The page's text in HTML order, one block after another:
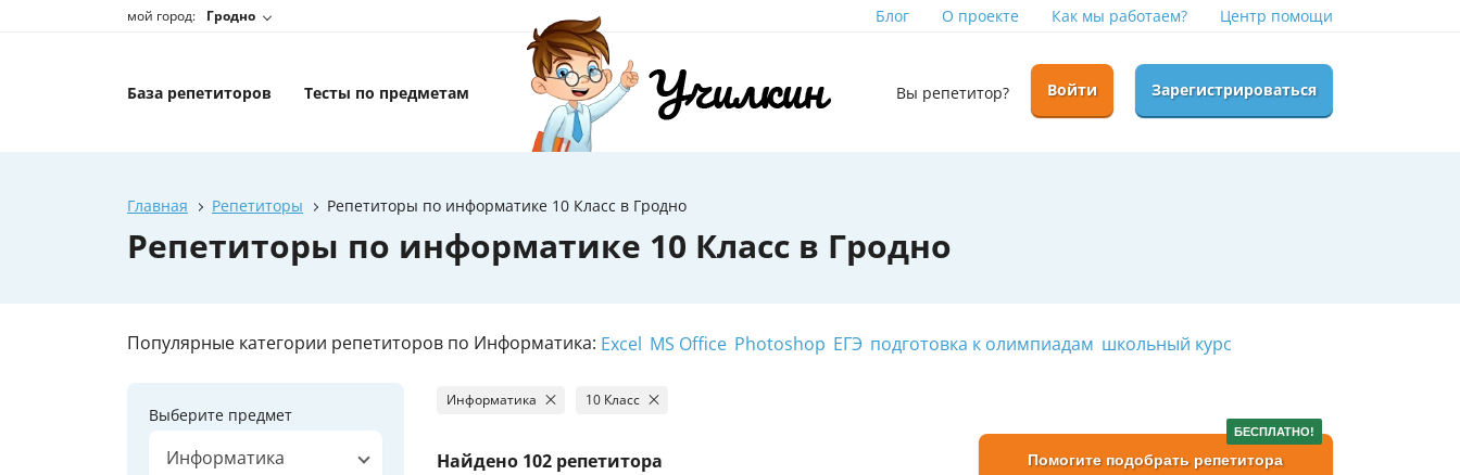
мой город: Гродно Блог О проекте Как мы работаем? Центр помощи
База репетиторов Тесты по предметам Вы репетитор? Войти Зарегистрироваться
Главная Репетиторы Репетиторы по информатике 10 Класс в Гродно
Репетиторы по информатике 10 Класс в Гродно
Популярные категории репетиторов по Информатика: Excel MS Office Photoshop ЕГЭ подготовка к олимпиадам школьный курс
Выберите предмет
Информатика
Информатика 10 Класс
Найдено 102 репетитора
БЕСПЛАТНО!
Помогите подобрать репетитора